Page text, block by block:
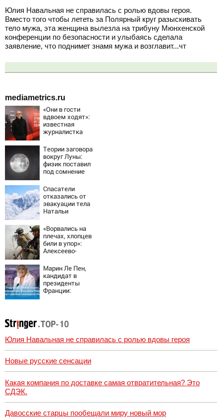
Юлия Навальная не справилась с ролью вдовы героя.
Вместо того чтобы лететь за Полярный круг разыскивать
тело мужа, эта женщина вылезла на трибуну Мюнхенской
конференции по безопасности и улыбаясь сделала
заявление, что поднимет знамя мужа и возглавит...чт
mediametrics.ru
«Они в гости
вдвоем ходят»:
известная
журналистка
роман
Бондарчука и
Исаковой
Теории заговора
вокруг Луны:
физик поставил
под сомнение
Спасатели
отказались от
эвакуации тела
Натальи
семитысячника
«Ворвались на
плечах, хлопцев
били в упор»:
Алексеево-
могильником для
«птах Мадьяра»
Марин Ле Пен,
кандидат в
президенты
Франции:
России и Украине,
прогноз на
президента
Франции 2027,
последние
новости
Юлия Навальная не справилась с ролью вдовы героя
Новые русские сенсации
Какая компания по доставке самая отвратительная? Это
СДЭК.
Давосские старцы пообещали миру новый мор